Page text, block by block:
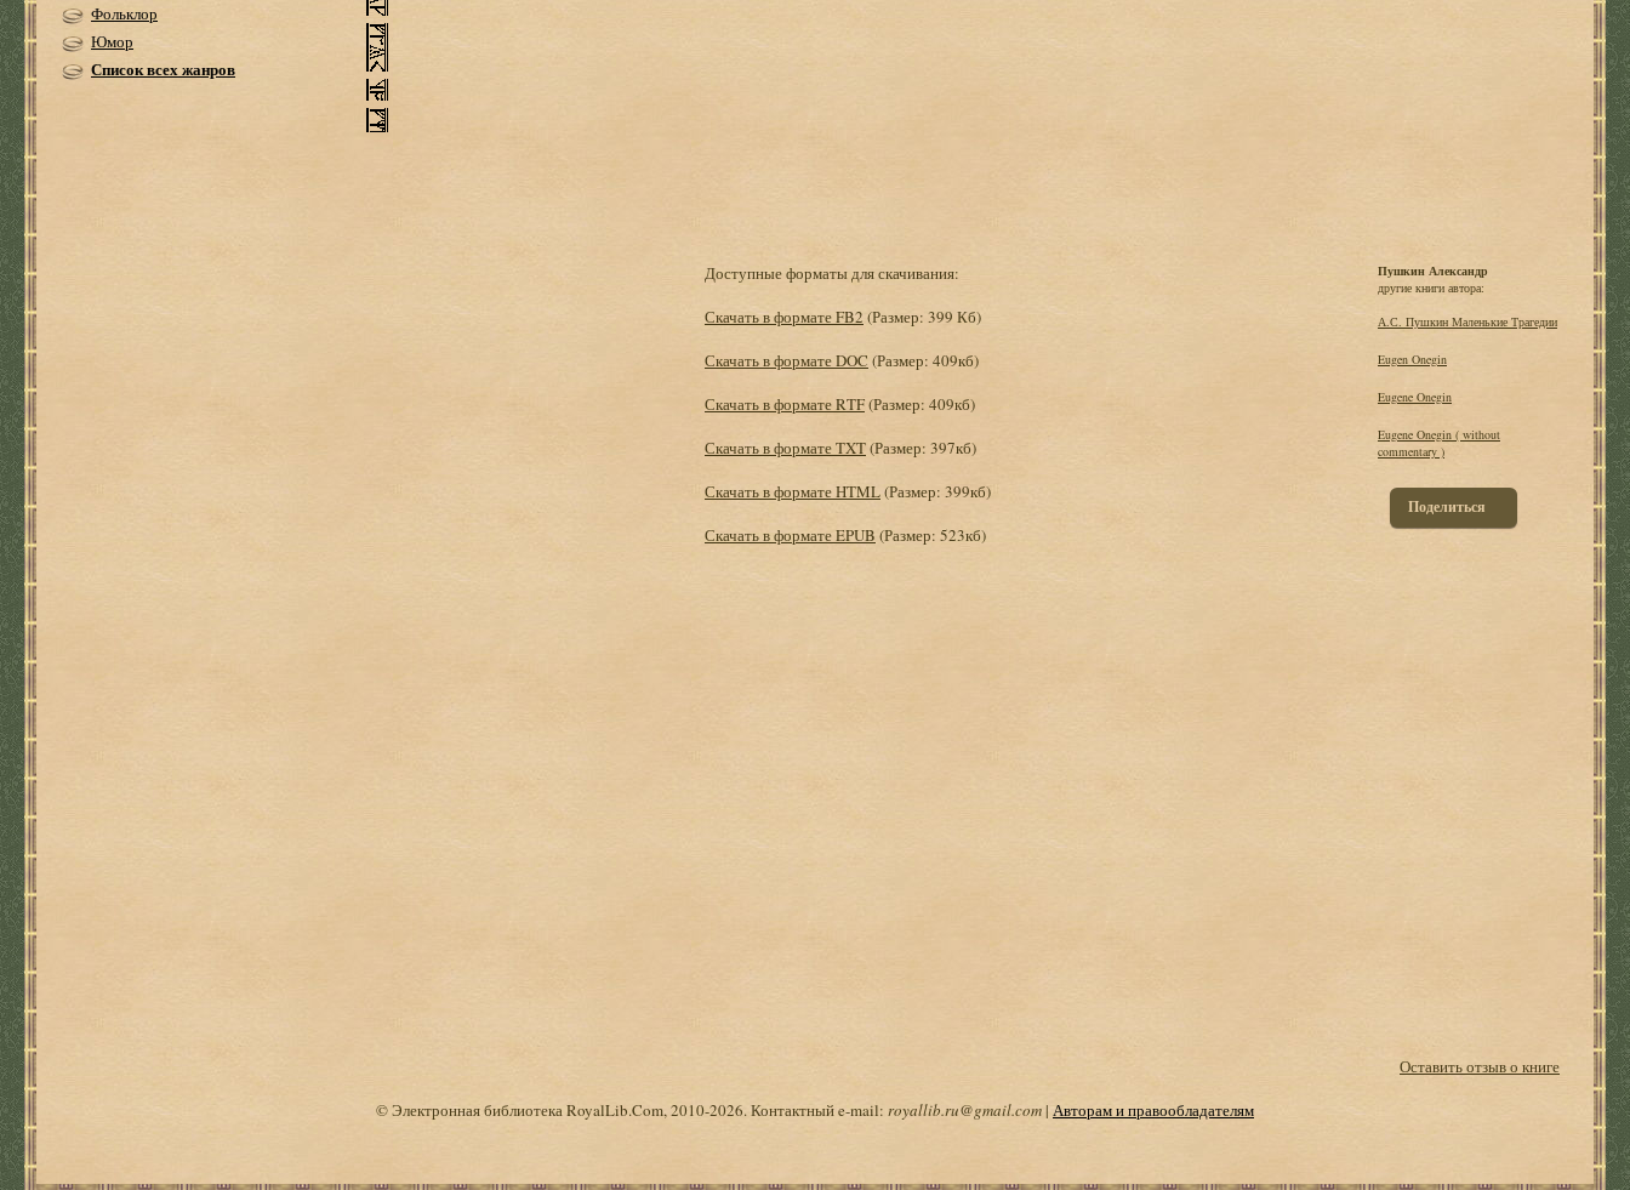
Фольклор
Юмор
Список всех жанров
Доступные форматы для скачивания:
Скачать в формате FB2 (Размер: 399 Кб)
Скачать в формате DOC (Размер: 409кб)
Скачать в формате RTF(Размер: 409кб)
Скачать в формате TXT(Размер: 397кб)
Скачать в формате HTML(Размер: 399кб)
Скачать в формате EPUB (Размер: 523кб)
Пушкин Александр
другие книги автора:
А.С. Пушкин Маленькие Трагедии
Eugen Onegin
Eugene Onegin
Eugene Onegin ( without
commentary )
Поделиться
Оставить отзыв о книге
© Электронная библиотека RoyalLib.Com, 2010-2026. Контактный e-mail: royallib.ru@gmail.com| Авторам и правообладателям